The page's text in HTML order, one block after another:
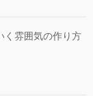
く雰囲気の作り方